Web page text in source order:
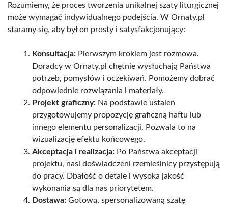
Rozumiemy, że proces tworzenia unikalnej szaty liturgicznej
może wymagać indywidualnego podejścia. W Ornaty.pl
staramy się, aby był on prosty i satysfakcjonujący:
Konsultacja: Pierwszym krokiem jest rozmowa.
Doradcy w Ornaty.pl chętnie wysłuchają Państwa
potrzeb, pomysłów i oczekiwań. Pomożemy dobrać
odpowiednie rozwiązania i materiały.
Projekt graficzny: Na podstawie ustaleń
przygotowujemy propozycję graficzną haftu lub
innego elementu personalizacji. Pozwala to na
wizualizację efektu końcowego.
Akceptacja i realizacja: Po Państwa akceptacji
projektu, nasi doświadczeni rzemieślnicy przystępują
do pracy. Dbałość o detale i wysoka jakość
wykonania są dla nas priorytetem.
Dostawa: Gotową, spersonalizowaną szatę